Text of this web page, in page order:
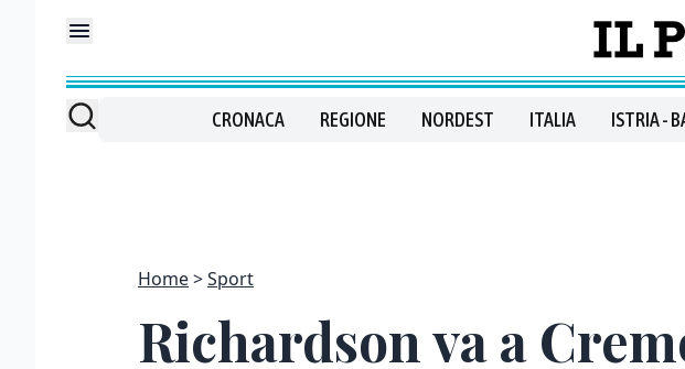
CRONACA REGIONE NORDEST ITALIA ISTRIA -
Home Sport
Richardson va a